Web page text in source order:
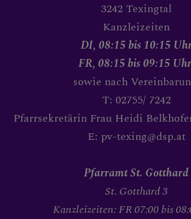
PFARRLICHE
KONTAKT
BIBLIOTEXING
ANBETUNG
3242 Texingtal
Kanzleizeiten
DI, 08:15 bis 10:15
FR, 08:15 bis 09:15
sowie nach
T: 02755/ 7242
Pfarrsekretärin Frau Heidi
E: pv-texing@dsp.at
Pfarramt St. Gotthard
St. Gotthard 3
Kanzleizeiten: FR 07:00 bis